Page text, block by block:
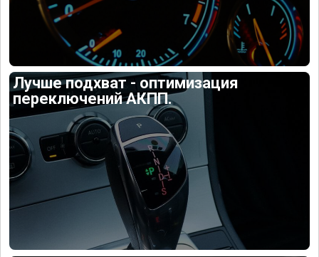
Лучше подхват - оптимизация
переключений АКПП.